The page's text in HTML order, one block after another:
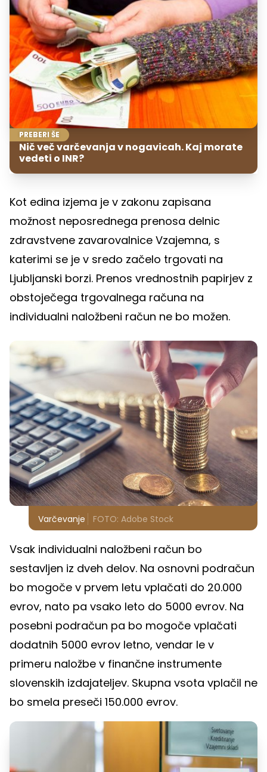
PREBERI ŠE
Nič več varčevanja v nogavicah. Kaj morate
vedeti o INR?
Kot edina izjema je v zakonu zapisana
možnost neposrednega prenosa delnic
zdravstvene zavarovalnice Vzajemna, s
katerimi se je v sredo začelo trgovati na
Ljubljanski borzi. Prenos vrednostnih papirjev z
obstoječega trgovalnega računa na
individualni naložbeni račun ne bo možen.
Varčevanje FOTO: Adobe Stock
Vsak individualni naložbeni račun bo
sestavljen iz dveh delov. Na osnovni podračun
bo mogoče v prvem letu vplačati do 20.000
evrov, nato pa vsako leto do 5000 evrov. Na
posebni podračun pa bo mogoče vplačati
dodatnih 5000 evrov letno, vendar le v
primeru naložbe v finančne instrumente
slovenskih izdajateljev. Skupna vsota vplačil ne
bo smela preseči 150.000 evrov.